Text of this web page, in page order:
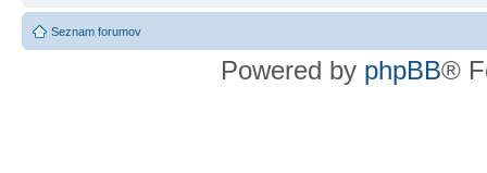
Seznam forumov
Powered by phpBB®